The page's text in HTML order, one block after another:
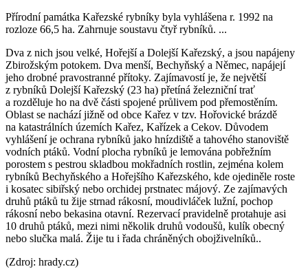
Přírodní památka Kařezské rybníky byla vyhlášena r. 1992 na
rozloze 66,5 ha. Zahrnuje soustavu čtyř rybníků. ...
Dva z nich jsou velké, Hořejší a Dolejší Kařezský, a jsou napájeny
Zbirožským potokem. Dva menší, Bechyňský a Němec, napájejí
jeho drobné pravostranné přítoky. Zajímavostí je, že největší
z rybníků Dolejší Kařezský (23 ha) přetíná železniční trať
a rozděluje ho na dvě části spojené průlivem pod přemostěním.
Oblast se nachází jižně od obce Kařez v tzv. Hořovické brázdě
na katastrálních územích Kařez, Kařízek a Cekov. Důvodem
vyhlášení je ochrana rybníků jako hnízdiště a tahového stanoviště
vodních ptáků. Vodní plocha rybníků je lemována pobřežním
porostem s pestrou skladbou mokřadních rostlin, zejména kolem
rybníků Bechyňského a Hořejšího Kařezského, kde ojediněle roste
i kosatec sibiřský nebo orchidej prstnatec májový. Ze zajímavých
druhů ptáků tu žije strnad rákosní, moudivláček lužní, pochop
rákosní nebo bekasina otavní. Rezervací pravidelně protahuje asi
10 druhů ptáků, mezi nimi několik druhů vodoušů, kulík obecný
nebo slučka malá. Žije tu i řada chráněných obojživelníků..
(Zdroj: hrady.cz)